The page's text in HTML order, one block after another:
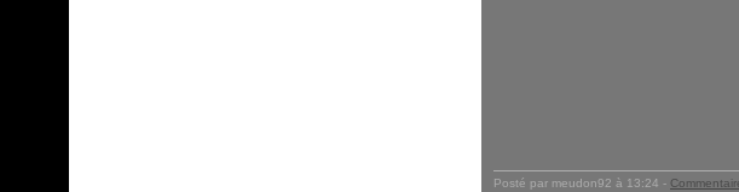
Posté par meudon92 à 13:24 -